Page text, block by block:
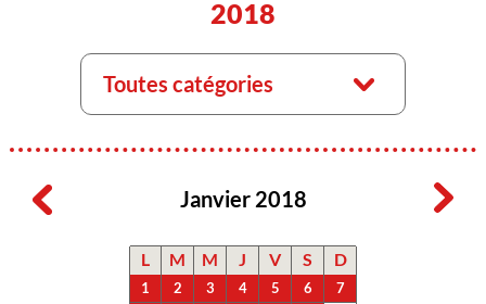
2018
Toutes catégories
Janvier 2018
L M M J V S D
1 2 3 4 5 6
7